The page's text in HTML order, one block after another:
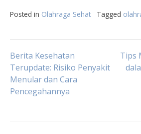
Posted in Olahraga Sehat Tagged
Post
navigation
Berita Kesehatan
Terupdate: Risiko Penyakit
Menular dan Cara
Pencegahannya
Tips